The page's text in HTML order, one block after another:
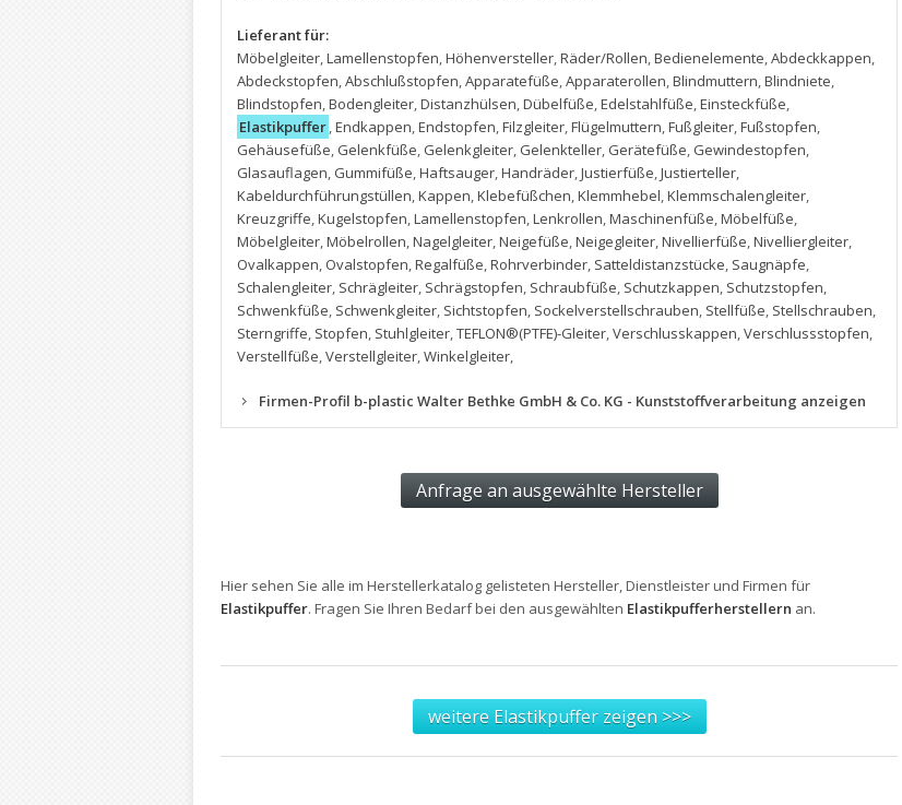
Lieferant für:
Möbelgleiter,Lamellenstopfen,Höhenversteller,Räder/Rollen,Bedienelemente,Abdeckkappen,
Abdeckstopfen,Abschlußstopfen,Apparatefüße,Apparaterollen,Blindmuttern,Blindniete,
Blindstopfen,Bodengleiter,Distanzhülsen,Dübelfüße,Edelstahlfüße,Einsteckfüße,
Elastikpuffer,Endkappen,Endstopfen,Filzgleiter,Flügelmuttern,Fußgleiter,Fußstopfen,
Gehäusefüße, Gelenkfüße, Gelenkgleiter, Gelenkteller, Gerätefüße, Gewindestopfen,
Glasauflagen, Gummifüße,Haftsauger,Handräder,Justierfüße,Justierteller,
Kabeldurchführungstüllen,Kappen,Klebefüßchen,Klemmhebel,Klemmschalengleiter,
Kreuzgriffe,Kugelstopfen,Lamellenstopfen,Lenkrollen,Maschinenfüße,Möbelfüße,
Möbelgleiter,Möbelrollen,Nagelgleiter,Neigefüße,Neigegleiter,Nivellierfüße,Nivelliergleiter,
Ovalkappen, Ovalstopfen,Regalfüße,Rohrverbinder, Satteldistanzstücke, Saugnäpfe,
Schalengleiter, Schrägleiter, Schrägstopfen, Schraubfüße, Schutzkappen, Schutzstopfen,
Schwenkfüße, Schwenkgleiter, Sichtstopfen, Sockelverstellschrauben, Stellfüße, Stellschrauben,
Sterngriffe, Stopfen, Stuhlgleiter,TEFLON®(PTFE)-Gleiter,Verschlusskappen,Verschlussstopfen,
Verstellfüße,Verstellgleiter,Winkelgleiter,
Firmen-Profil b-plastic Walter Bethke GmbH & Co. KG - Kunststoffverarbeitung anzeigen
Hier sehen Sie alle im Herstellerkatalog gelisteten Hersteller, Dienstleister und Firmen für
Elastikpuffer. Fragen Sie Ihren Bedarf bei den ausgewählten Elastikpufferherstellern an.
weitere Elastikpuffer zeigen >>>